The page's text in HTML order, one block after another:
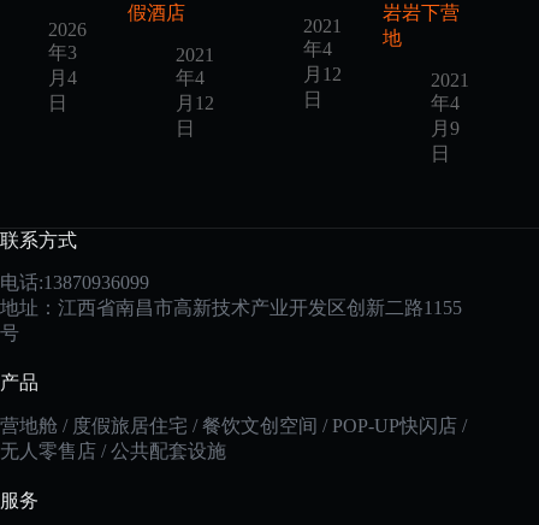
2026
年3
月4
日
假酒店
2021
年4
月12
日
2021
年4
月12
日
岩岩下营
地
2021
年4
月9
日
联系方式
电话:13870936099
地址：江西省南昌市高新技术产业开发区创新二路1155
号
产品
营地舱 / 度假旅居住宅 / 餐饮文创空间 / POP-UP快闪店 /
无人零售店 / 公共配套设施
服务